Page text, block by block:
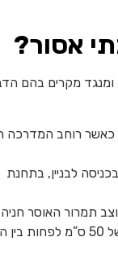
אסור?
ומנגד מקרים בהם
המתיר זאת במפורש, או כאשר רוחב
לבניין, בתחנת
תמרור האוסר
אין לחנות על מדרכה באופן החוסם גישה לרכב חונה אחר, וכן יש להשאיר מרחק של